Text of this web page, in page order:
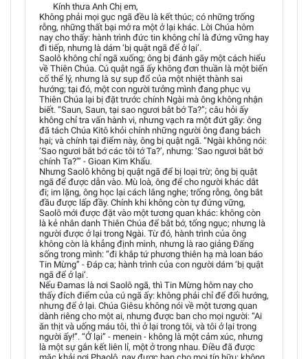
Kính thưa Anh Chị em,
Không phải mọi gục ngã đều là kết thúc; có những trống
rỗng, những thất bại mở ra một ở lại khác. Lời Chúa hôm
nay cho thấy: hành trình đức tin không chỉ là đứng vững hay
đi tiếp, nhưng là dám ‘bị quật ngã để ở lại’.
Saolô không chỉ ngã xuống; ông bị đánh gãy một cách hiểu
về Thiên Chúa. Cú quật ngã ấy không đơn thuần là một biến
cố thể lý, nhưng là sự sụp đổ của một nhiệt thành sai
hướng; tại đó, một con người tưởng mình đang phục vụ
Thiên Chúa lại bị đặt trước chính Ngài mà ông không nhận
biết. “Saun, Saun, tại sao ngươi bắt bớ Ta?”; câu hỏi ấy
không chỉ tra vấn hành vi, nhưng vạch ra một đứt gãy: ông
đã tách Chúa Kitô khỏi chính những người ông đang bách
hại; và chính tại điểm này, ông bị quật ngã. “Ngài không nói:
‘Sao ngươi bắt bớ các tôi tớ Ta?’, nhưng: ‘Sao ngươi bắt bớ
chính Ta?’” - Gioan Kim Khẩu.
Nhưng Saolô không bị quật ngã để bị loại trừ; ông bị quật
ngã để được dẫn vào. Mù loà, ông để cho người khác dắt
đi; im lặng, ông học lại cách lắng nghe; trống rỗng, ông bắt
đầu được lấp đầy. Chính khi không còn tự đứng vững,
Saolô mới được đặt vào một tương quan khác: không còn
là kẻ nhân danh Thiên Chúa để bắt bớ, tống ngục; nhưng là
người được ở lại trong Ngài. Từ đó, hành trình của ông
không còn là khẳng định mình, nhưng là rao giảng Đấng
sống trong mình: “đi khắp tứ phương thiên hạ mà loan báo
Tin Mừng” - Đáp ca; hành trình của con người dám ‘bị quật
ngã để ở lại’.
Nếu Đamas là nơi Saolô ngã, thì Tin Mừng hôm nay cho
thấy đích điểm của cú ngã ấy: không phải chỉ để đổi hướng,
nhưng để ở lại. Chúa Giêsu không nói về một tương quan
dành riêng cho một ai, nhưng được ban cho mọi người: “Ai
ăn thịt và uống máu tôi, thì ở lại trong tôi, và tôi ở lại trong
người ấy!”. “Ở lại” - menein - không là một cảm xúc, nhưng
là một sự gắn kết liên lỉ, một ở trong nhau. Điều đã được